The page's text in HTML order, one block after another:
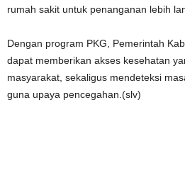
rumah sakit untuk penanganan lebih
Dengan program PKG, Pemerintah
dapat memberikan akses kesehatan
masyarakat, sekaligus mendeteksi
guna upaya pencegahan.(slv)